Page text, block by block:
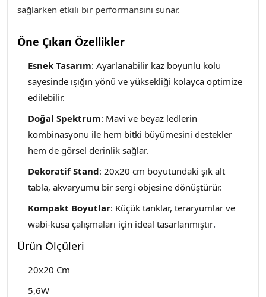
sağlarken etkili bir performansını sunar.
Öne Çıkan Özellikler
Esnek Tasarım: Ayarlanabilir kaz boyunlu kolu
sayesinde ışığın yönü ve yüksekliği kolayca optimize
edilebilir.
Doğal Spektrum: Mavi ve beyaz ledlerin
kombinasyonu ile hem bitki büyümesini destekler
hem de görsel derinlik sağlar.
Dekoratif Stand: 20x20 cm boyutundaki şık alt
tabla, akvaryumu bir sergi objesine dönüştürür.
Kompakt Boyutlar: Küçük tanklar, teraryumlar ve
wabi-kusa çalışmaları için ideal tasarlanmıştır.
Ürün Ölçüleri
20x20 Cm
5,6W